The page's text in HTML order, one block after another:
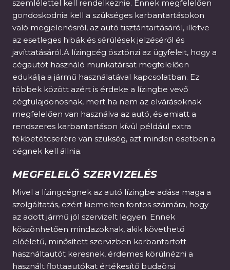
szemlélettel kell rendelkeznie. Ennek megfelelően
gondoskodnia kell a szükséges karbantartásokon
való megjelenésről, az autó tisztántartásáról, illetve
az esetleges hibák és sérülések jelzéséről és
javíttatásáról.A lízingcég ösztönzi az ügyfeleit, hogy a
cégautót használó munkatársat megfelelően
edukálja a jármű használatával kapcsolatban. Ez
többek között azért is érdeke a lízingbe vevő
cégtulajdonosnak, mert ha nem az elvárásoknak
megfelelően van használva az autó, és emiatt a
rendszeres karbantartáson kívül például extra
fékbetétcserére van szükség, azt minden esetben a
cégnek kell állnia.
MEGFELELŐ SZERVIZELÉS
Mivel a lízingcégnek az autó lízingbe adása maga a
szolgáltatás, ezért kiemelten fontos számára, hogy
az adott jármű jól szervizelt legyen. Ennek
köszönhetően mindazoknak, akik követhető
előéletű, minősített szervizben karbantartott
használtautót keresnek, érdemes körülnézni a
használt flottaautókat értékesítő budaörsi